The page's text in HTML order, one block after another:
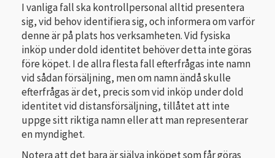
I vanliga fall ska kontrollpersonal alltid presentera
sig, vid behov identifiera sig, och informera om varför
denne är på plats hos verksamheten. Vid fysiska
inköp under dold identitet behöver detta inte göras
före köpet. I de allra flesta fall efterfrågas inte namn
vid sådan försäljning, men om namn ändå skulle
efterfrågas är det, precis som vid inköp under dold
identitet vid distansförsäljning, tillåtet att inte
uppge sitt riktiga namn eller att man representerar
en myndighet.
Notera att det bara är själva inköpet som får göras